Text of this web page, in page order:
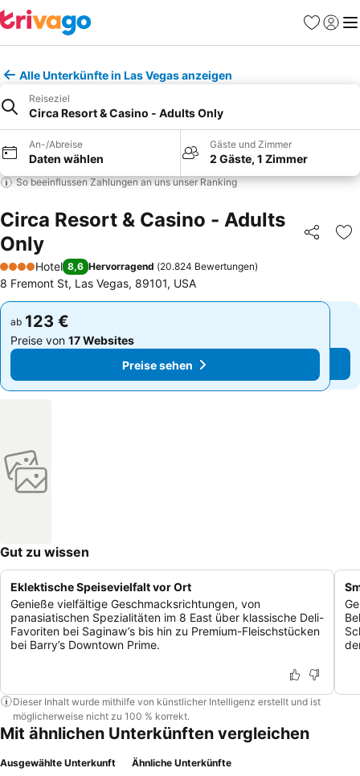
Favoriten
Alle Unterkünfte in Las Vegas anzeigen
Reiseziel
Circa Resort & Casino - Adults Only
An-/Abreise
Daten wählen
Gäste und Zimmer
2 Gäste, 1 Zimmer
So beeinflussen Zahlungen an uns unser Ranking
Circa Resort & Casino - Adults
Only
Teilen
4 Sterne
Hotel 8,6 Hervorragend (20.824 Bewertungen)
8 Fremont St, Las Vegas, 89101, USA
ab 123 €
Preise von 17 Websites
Preise sehen
ab 123 €
Preise von 17 Websites
Preise sehen
Gut zu wissen
Eklektische Speisevielfalt vor Ort
Genieße vielfältige Geschmacksrichtungen, von
panasiatischen Spezialitäten im 8 East über klassische Deli-
Favoriten bei Saginaw’s bis hin zu Premium-Fleischstücken
bei Barry’s Downtown Prime.
Dieser Inhalt wurde mithilfe von künstlicher Intelligenz erstellt und ist
möglicherweise nicht zu 100 % korrekt.
Mit ähnlichen Unterkünften vergleichen
Ausgewählte Unterkunft Ähnliche Unterkünfte